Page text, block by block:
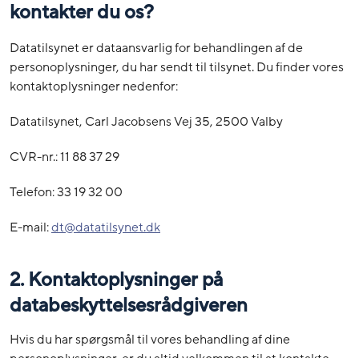
kontakter du os?
Datatilsynet er dataansvarlig for behandlingen af de
personoplysninger, du har sendt til tilsynet. Du finder vores
kontaktoplysninger nedenfor:
Datatilsynet, Carl Jacobsens Vej 35, 2500 Valby
CVR-nr.: 11 88 37 29
Telefon: 33 19 32 00
E-mail:dt@datatilsynet.dk
2. Kontaktoplysninger på
databeskyttelsesrådgiveren
Hvis du har spørgsmål til vores behandling af dine